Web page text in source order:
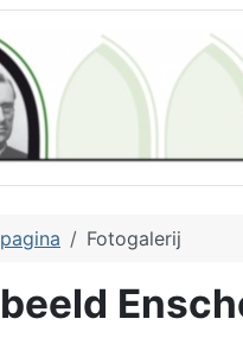
Fotogalerij